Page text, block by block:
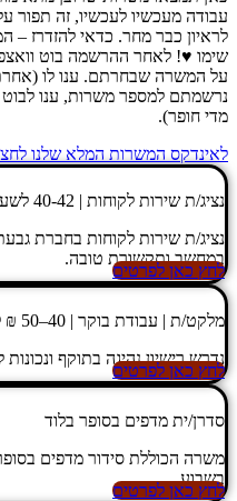
עבודה מעכשיו לעכשיו, זה תפור
לראיון כבר מחר. כדאי להזדרז
על המשרה שבחרתם. ענו לו
נרשמתם למספר משרות, ענו
מדי חופר).
לאינדקס המשרות המלא שלנו
נציג/ת שירות לקוחות | 40-42 לשעה | גבעת ברנר
נציג/ת שירות לקוחות בחברת
במחשב ותקשורת טובה.
לחץ כאן לפרטים
מלקט/ת | עבודת בוקר | 40–50 ₪ לשעה | מודיעין
נדרש רישיון נהיגה בתוקף
לחץ כאן לפרטים
סדרן/ית מדפים בסופר בלוד
משרה הכוללת סידור מדפים
בשבוע.
לחץ כאן לפרטים